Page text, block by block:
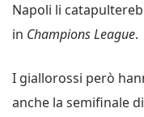
Napoli li
in Champions League.
I giallorossi però
anche la semifinale di